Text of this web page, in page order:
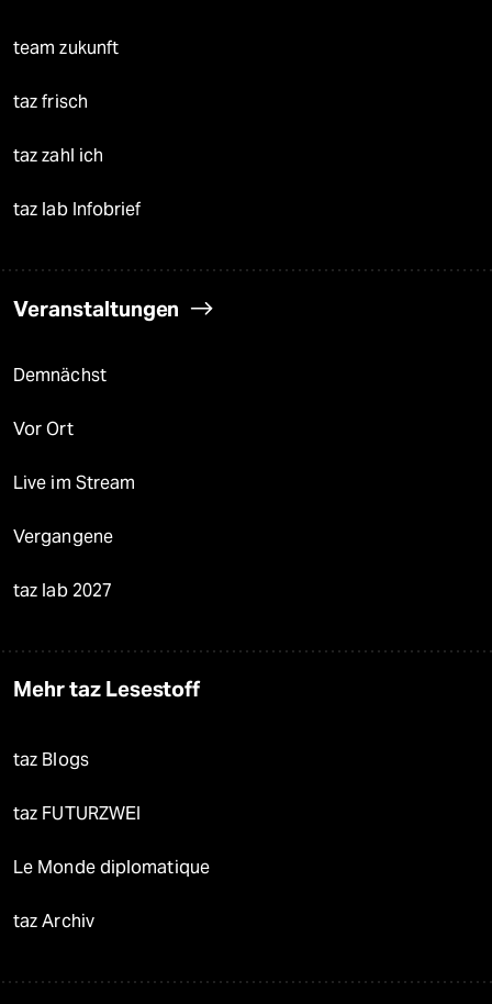
team zukunft
taz frisch
taz zahl ich
taz lab Infobrief
Veranstaltungen
Demnächst
Vor Ort
Live im Stream
Vergangene
taz lab 2027
Mehr taz Lesestoff
taz Blogs
taz FUTURZWEI
Le Monde diplomatique
taz Archiv